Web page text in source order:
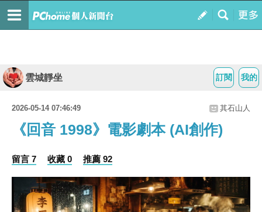
我的
訂閱
雲城靜坐
2026-05-14 07:46:49 其石山人
《回音 1998》電影劇本 (AI創作)
留言 7 收藏 0 推薦 92